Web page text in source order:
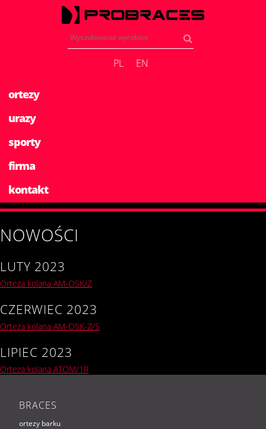
PL EN
ortezy
urazy
sporty
firma
kontakt
NOWOŚCI
LUTY 2023
Orteza kolana AM-OSK/Z
CZERWIEC 2023
Orteza kolana AM-OSK-Z/S
LIPIEC 2023
Orteza kolana ATOM/1R
BRACES
ortezy barku